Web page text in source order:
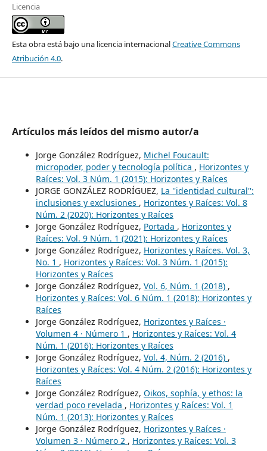
Licencia
Esta obra está bajo una licencia internacionalCreative Commons
Atribución 4.0.
Artículos más leídos del mismo autor/a
Jorge González Rodríguez, Michel Foucault:
micropoder, poder y tecnología política , Horizontes y
Raíces: Vol. 3 Núm. 1 (2015): Horizontes y Raíces
JORGE GONZÁLEZ RODRÍGUEZ, La ''identidad cultural'':
inclusiones y exclusiones , Horizontes y Raíces: Vol. 8
Núm. 2 (2020): Horizontes y Raíces
Jorge González Rodríguez, Portada , Horizontes y
Raíces: Vol. 9 Núm. 1 (2021): Horizontes y Raíces
Jorge González Rodríguez, Horizontes y Raíces. Vol. 3,
No. 1 , Horizontes y Raíces: Vol. 3 Núm. 1 (2015):
Horizontes y Raíces
Jorge González Rodríguez, Vol. 6, Núm. 1 (2018) ,
Horizontes y Raíces: Vol. 6 Núm. 1 (2018): Horizontes y
Raíces
Jorge González Rodríguez, Horizontes y Raíces ·
Volumen 4 · Número 1 , Horizontes y Raíces: Vol. 4
Núm. 1 (2016): Horizontes y Raíces
Jorge González Rodríguez, Vol. 4, Núm. 2 (2016) ,
Horizontes y Raíces: Vol. 4 Núm. 2 (2016): Horizontes y
Raíces
Jorge González Rodríguez, Oikos, sophía, y ethos: la
verdad poco revelada , Horizontes y Raíces: Vol. 1
Núm. 1 (2013): Horizontes y Raíces
Jorge González Rodríguez, Horizontes y Raíces ·
Volumen 3 · Número 2 , Horizontes y Raíces: Vol. 3